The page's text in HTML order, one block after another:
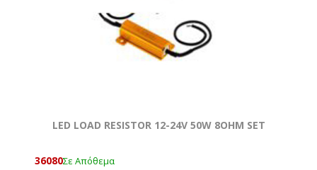
LED LOAD RESISTOR 12-24V 50W 8OHM SET
36080Σε Απόθεμα